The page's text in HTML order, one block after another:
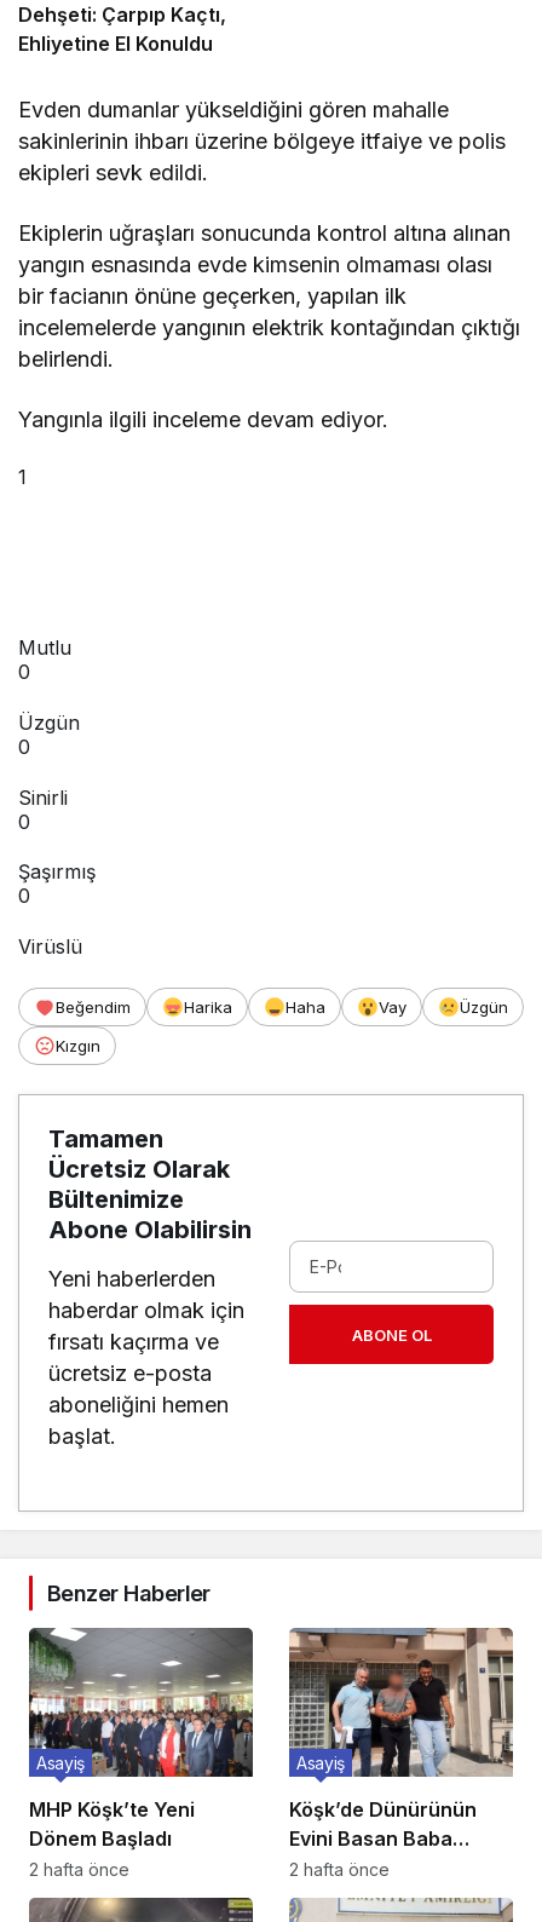
Dehşeti: Çarpıp Kaçtı,
Ehliyetine El Konuldu
Evden dumanlar yükseldiğini gören mahalle
sakinlerinin ihbarı üzerine bölgeye itfaiye ve polis
ekipleri sevk edildi.
Ekiplerin uğraşları sonucunda kontrol altına alınan
yangın esnasında evde kimsenin olmaması olası
bir facianın önüne geçerken, yapılan ilk
incelemelerde yangının elektrik kontağından çıktığı
belirlendi.
Yangınla ilgili inceleme devam ediyor.
1
Mutlu
0
Üzgün
0
Sinirli
0
Şaşırmış
0
Virüslü
Beğendim Harika Haha Vay
Üzgün
Kızgın
Tamamen
Ücretsiz Olarak
Bültenimize
Abone Olabilirsin
Yeni haberlerden
haberdar olmak için
fırsatı kaçırma ve
ücretsiz e-posta
aboneliğini hemen
başlat.
ABONE OL
Benzer Haberler
MHP Köşk’te Yeni
Dönem Başladı
Asayiş
2 hafta önce
Köşk’de Dünürünün
Evini Basan Baba
Tutuklandı
Asayiş
2 hafta önce